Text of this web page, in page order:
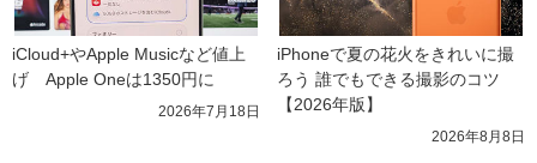
iCloud+やApple Musicなど値上
げ　Apple Oneは1350円に
2026年7月18日
iPhoneで夏の花火をきれいに撮
ろう 誰でもできる撮影のコツ
【2026年版】
2026年8月8日